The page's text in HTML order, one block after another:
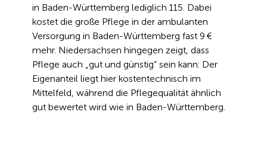
in Baden-Württemberg lediglich 115. Dabei
kostet die große Pflege in der ambulanten
Versorgung in Baden-Württemberg fast 9 €
mehr. Niedersachsen hingegen zeigt, dass
Pflege auch „gut und günstig“ sein kann: Der
Eigenanteil liegt hier kostentechnisch im
Mittelfeld, während die Pflegequalität ähnlich
gut bewertet wird wie in Baden-Württemberg.